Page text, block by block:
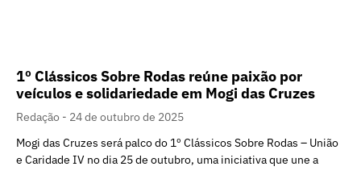
1º Clássicos Sobre Rodas reúne paixão por
veículos e solidariedade em Mogi das Cruzes
Redação
24 de outubro de 2025
Mogi das Cruzes será palco do 1º Clássicos Sobre Rodas – União
e Caridade IV no dia 25 de outubro, uma iniciativa que une a